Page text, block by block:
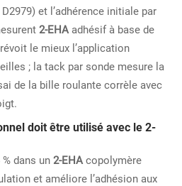
et l’adhérence initiale par
2-EHA adhésif à base de
le mieux l’application
; la tack par sonde mesure la
de la bille roulante corrèle avec
doit être utilisé avec le 2-
dans un 2-EHAcopolymère
et améliore l’adhésion aux